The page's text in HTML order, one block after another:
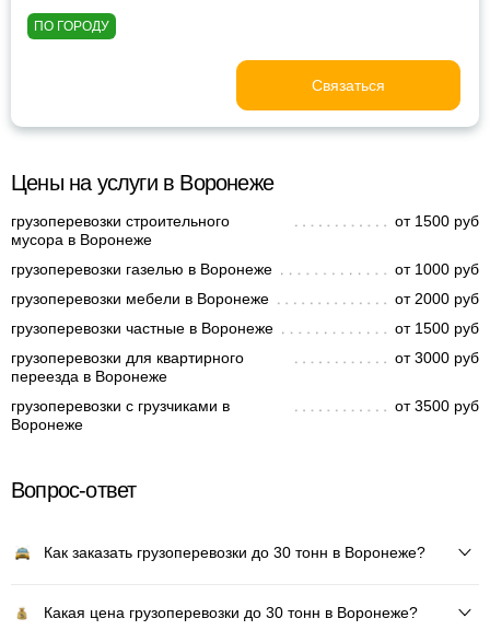
ПО ГОРОДУ
Связаться
Цены на услуги в Воронеже
грузоперевозки строительного
мусора в Воронеже
от 1500 руб
грузоперевозки газелью в Воронеже
от 1000 руб
грузоперевозки мебели в Воронеже
от 2000 руб
грузоперевозки частные в Воронеже
от 1500 руб
грузоперевозки для квартирного
переезда в Воронеже
от 3000 руб
грузоперевозки с грузчиками в
Воронеже
от 3500 руб
Вопрос-ответ
Как заказать грузоперевозки до 30 тонн в Воронеже?
Какая цена грузоперевозки до 30 тонн в Воронеже?